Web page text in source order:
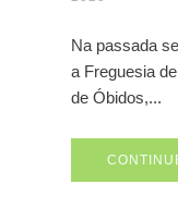
Na passada
a Freguesia
de Óbidos,...